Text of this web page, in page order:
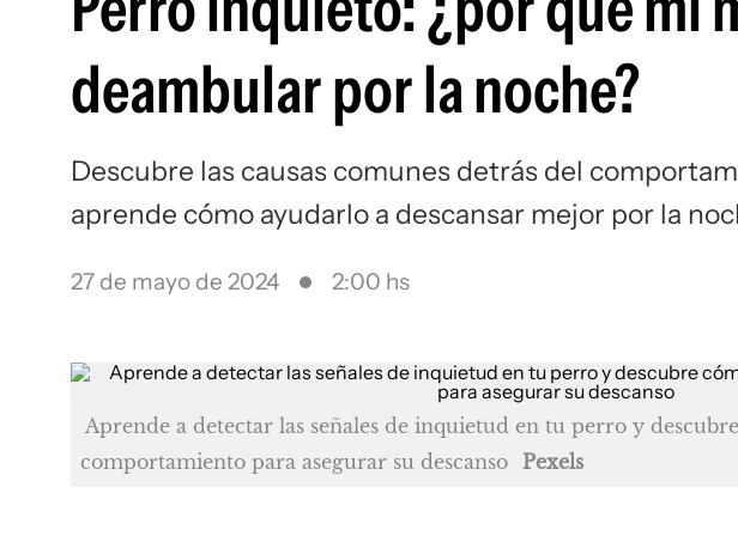
deambular por la noche?
Descubre las causas comunes detrás del
aprende cómo ayudarlo a descansar mejor por la
27 de mayo de 2024 2:00 hs
Aprende a detectar las señales de inquietud en tu perro y
comportamiento para asegurar su descanso Pexels